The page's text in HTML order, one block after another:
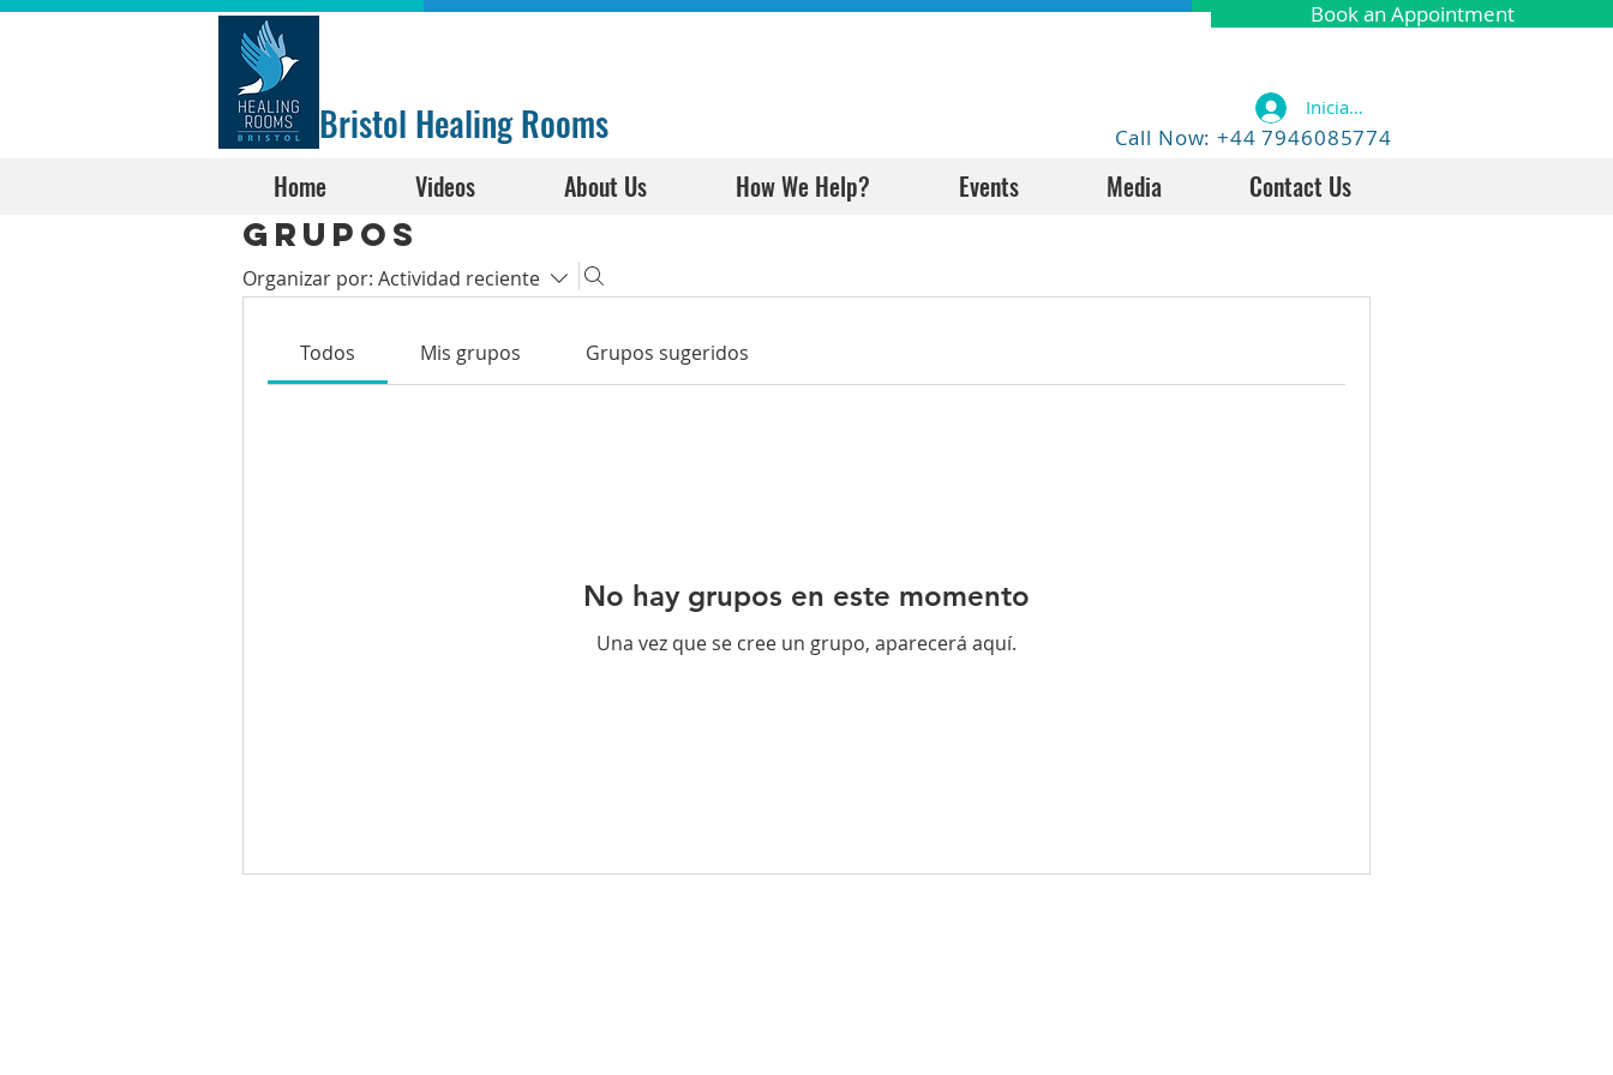
Book an Appointment
Bristol Healing Rooms Call Now: +44 7946085774
Iniciar sesión
Home Videos About Us How We Help? Events Media Contact Us
Grupos
Organizar por: Actividad reciente
Todos Mis grupos Grupos sugeridos
No hay grupos en este momento
Una vez que se cree un grupo, aparecerá aquí.